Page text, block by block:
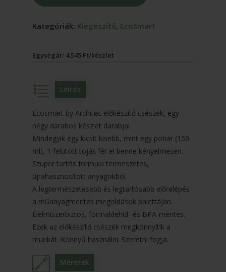
Egységár: 4.545 Ft/készlet
Kategóriák: Kiegészítő, EcoSmart
Leírás
Ecosmart by Architec előkészítő csészék, egy
négy darabos készlet darabjai.
Mindegyik egy kicsit kisebb, mint egy pohár (150
ml), 1 felütött tojás fér el benne kényelmesen.
Szuper tartós formula természetes,
újrahasznosított anyagokból.
A legtermészetesebb és legtartósabb előrelépés
a műanyagmentes megoldások palettáján.
Élelmiszerbiztos, formaldehid- és BPA-mentes.
Ezek az előkészítő csészék megkönnyítik a
munkát. Könnyű használni. Szeretni fogja.
Méretek